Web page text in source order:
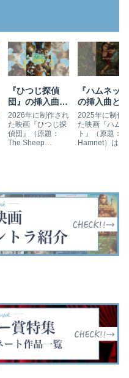
『ひつじ探偵
団』の挿入曲と
サントラ
2026年に制作され
た映画『ひつじ探
偵団』（原題：
The Sheep
メディ／サスペン
ー・ジャックマン
が羊飼いのジョー
ジ役を演じまし
た。…
『ハムネッ
の挿入曲と
トラ
2025年に制作
た映画『ハム
ト』（原題：
Hamnet）は、
マギー・オフ
レルの同名小
映画化作品で
クロエ・ジャ
監督をつとめ
た。第98回…